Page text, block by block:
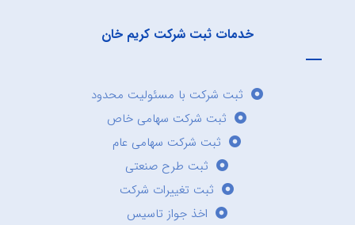
خدمات ثبت شرکت کریم خان
ثبت شرکت با مسئولیت محدود
ثبت شرکت سهامی خاص
ثبت شرکت سهامی عام
ثبت طرح صنعتی
ثبت تغییرات شرکت
اخذ جواز تاسیس